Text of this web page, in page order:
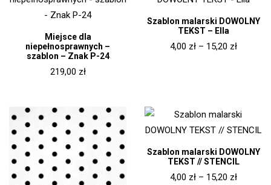
Miejsce dla
niepełnosprawnych –
szablon – Znak P-24
219,00 zł
Szablon malarski DOWOLNY
TEKST – Ella
4,00 zł – 15,20 zł
Szablon malarski DOWOLNY
TEKST // STENCIL
4,00 zł – 15,20 zł